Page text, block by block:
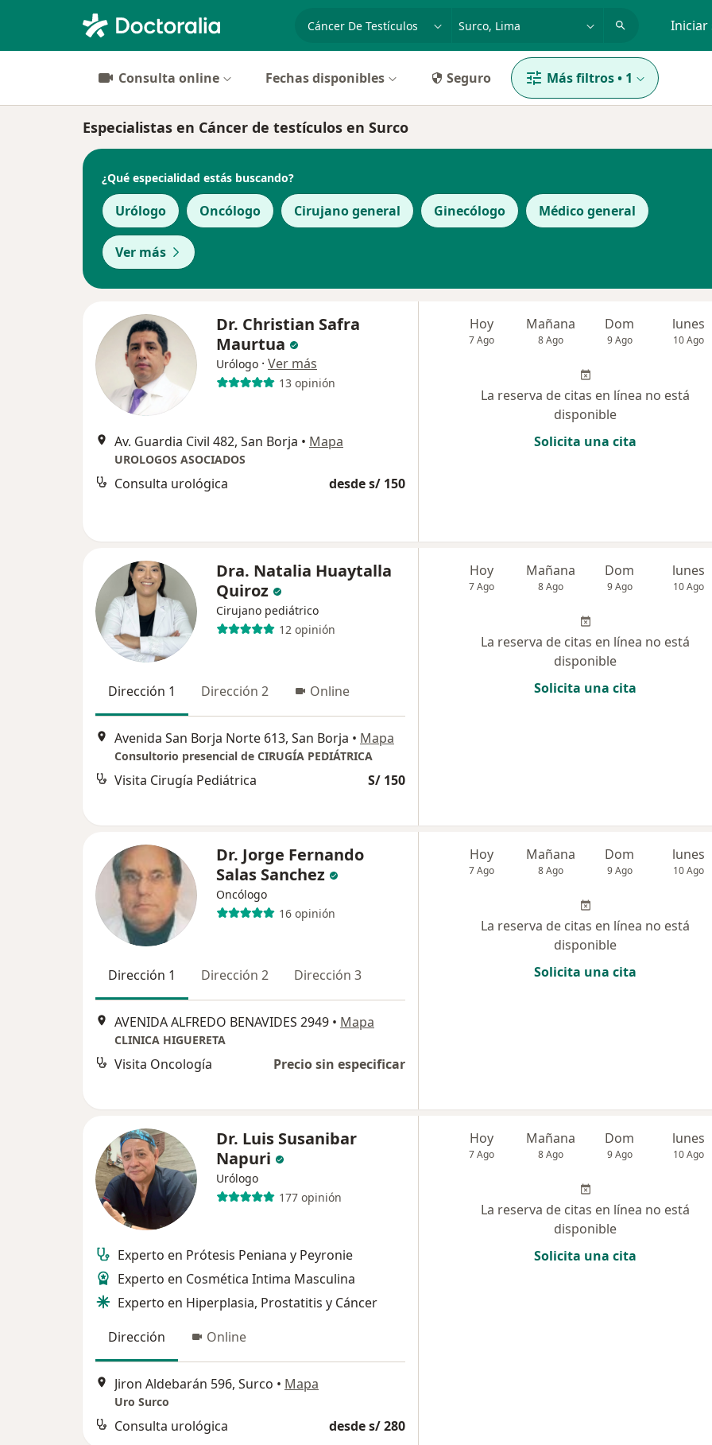
especialidad, enfermedad o nombre Iniciar
Consulta online Fechas disponibles Seguro Más filtros• 1
Especialistas en Cáncer de testículos en Surco
¿Qué especialidad estás buscando?
Urólogo Oncólogo Cirujano general Ginecólogo Médico general
Ver más
Dr. Christian Safra
Maurtua
Urólogo · Ver más
13 opinión
Av. Guardia Civil 482, San Borja • Mapa
UROLOGOS ASOCIADOS
Consulta urológica desde s/ 150
Hoy
7 Ago
Mañana
8 Ago
Dom
9 Ago
lunes
10 Ago
La reserva de citas en línea no está
disponible
Solicita una cita
Dra. Natalia Huaytalla
Quiroz
Cirujano pediátrico
12 opinión
Dirección 1 Dirección 2 Online
Avenida San Borja Norte 613, San Borja • Mapa
Consultorio presencial de CIRUGÍA PEDIÁTRICA
Visita Cirugía Pediátrica S/ 150
Hoy
7 Ago
Mañana
8 Ago
Dom
9 Ago
lunes
10 Ago
La reserva de citas en línea no está
disponible
Solicita una cita
Dr. Jorge Fernando
Salas Sanchez
Oncólogo
16 opinión
Dirección 1 Dirección 2 Dirección 3
AVENIDA ALFREDO BENAVIDES 2949 • Mapa
CLINICA HIGUERETA
Visita Oncología Precio sin especificar
Hoy
7 Ago
Mañana
8 Ago
Dom
9 Ago
lunes
10 Ago
La reserva de citas en línea no está
disponible
Solicita una cita
Dr. Luis Susanibar
Napuri
Urólogo
177 opinión
Experto en Prótesis Peniana y Peyronie
Experto en Cosmética Intima Masculina
Experto en Hiperplasia, Prostatitis y Cáncer
Dirección
Online
Jiron Aldebarán 596, Surco • Mapa
Uro Surco
Consulta urológica desde s/ 280
Hoy
7 Ago
Mañana
8 Ago
Dom
9 Ago
lunes
10 Ago
La reserva de citas en línea no está
disponible
Solicita una cita